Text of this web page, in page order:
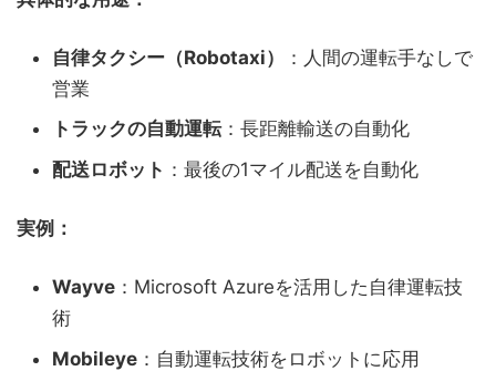
自律タクシー（Robotaxi）
：人間の運転手なしで
営業
トラックの自動運転：長距離輸送の自動化
配送ロボット ：最後の1マイル配送を自動化
実例：
Wayve ：Microsoft Azureを活用した自律運転技
術
Mobileye ：自動運転技術をロボットに応用